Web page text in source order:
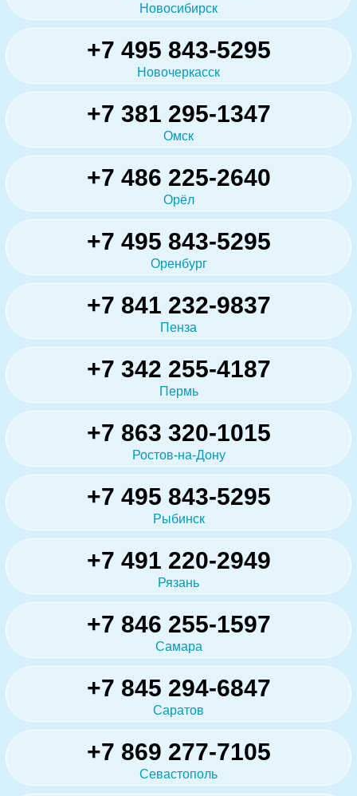
Новосибирск
+7 495 843-5295
Новочеркасск
+7 381 295-1347
Омск
+7 486 225-2640
Орёл
+7 495 843-5295
Оренбург
+7 841 232-9837
Пенза
+7 342 255-4187
Пермь
+7 863 320-1015
Ростов-на-Дону
+7 495 843-5295
Рыбинск
+7 491 220-2949
Рязань
+7 846 255-1597
Самара
+7 845 294-6847
Саратов
+7 869 277-7105
Севастополь